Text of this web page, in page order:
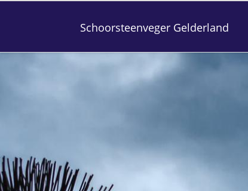
Schoorsteenveger Gelderland